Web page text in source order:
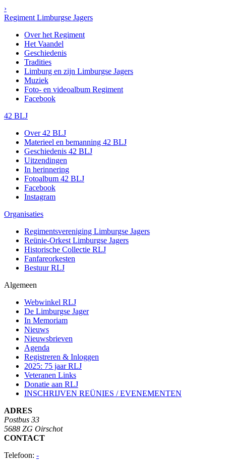
›
Regiment Limburgse Jagers
Over het Regiment
Het Vaandel
Geschiedenis
Tradities
Limburg en zijn Limburgse Jagers
Muziek
Foto- en videoalbum Regiment
Facebook
42 BLJ
Over 42 BLJ
Materieel en bemanning 42 BLJ
Geschiedenis 42 BLJ
Uitzendingen
In herinnering
Fotoalbum 42 BLJ
Facebook
Instagram
Organisaties
Regimentsvereniging Limburgse Jagers
Reünie-Orkest Limburgse Jagers
Historische Collectie RLJ
Fanfareorkesten
Bestuur RLJ
Algemeen
Webwinkel RLJ
De Limburgse Jager
In Memoriam
Nieuws
Nieuwsbrieven
Agenda
Registreren & Inloggen
2025: 75 jaar RLJ
Veteranen Links
Donatie aan RLJ
INSCHRIJVEN REÜNIES / EVENEMENTEN
ADRES
Postbus 33
5688 ZG Oirschot
CONTACT
Telefoon: -